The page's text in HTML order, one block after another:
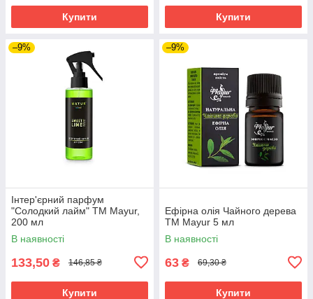
Купити Купити
–9%
Інтер'єрний парфум
"Солодкий лайм" ТМ Mayur,
200 мл
В наявності
133,50 ₴ 146,85 ₴
Купити
–9%
Ефірна олія Чайного дерева
TM Mayur 5 мл
В наявності
63 ₴ 69,30 ₴
Купити